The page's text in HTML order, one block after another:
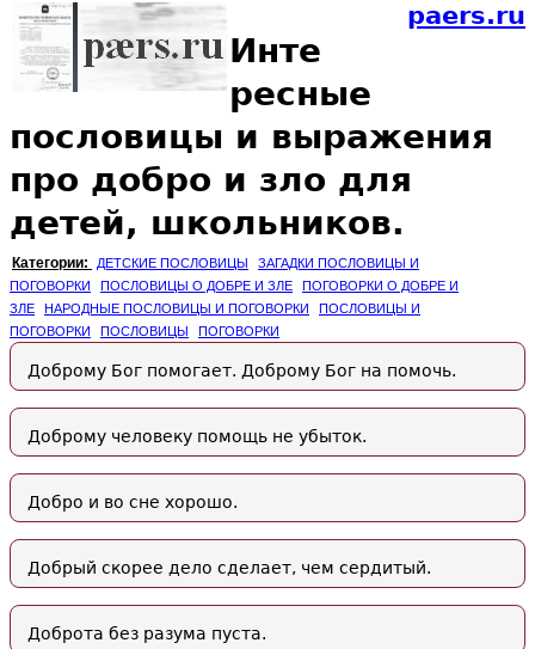
paers.ru
Инте
ресные
пословицы и выражения
про добро и зло для
детей, школьников.
Категории: ДЕТСКИЕ ПОСЛОВИЦЫ
ЗАГАДКИ ПОСЛОВИЦЫ И
ПОГОВОРКИ
ПОСЛОВИЦЫ О ДОБРЕ И ЗЛЕ
ПОГОВОРКИ О ДОБРЕ И
ЗЛЕ
НАРОДНЫЕ ПОСЛОВИЦЫ И ПОГОВОРКИ
ПОСЛОВИЦЫ И
ПОГОВОРКИ
ПОСЛОВИЦЫ ПОГОВОРКИ
Доброму Бог помогает. Доброму Бог на помочь.
Доброму человеку помощь не убыток.
Добро и во сне хорошо.
Добрый скорее дело сделает, чем сердитый.
Доброта без разума пуста.